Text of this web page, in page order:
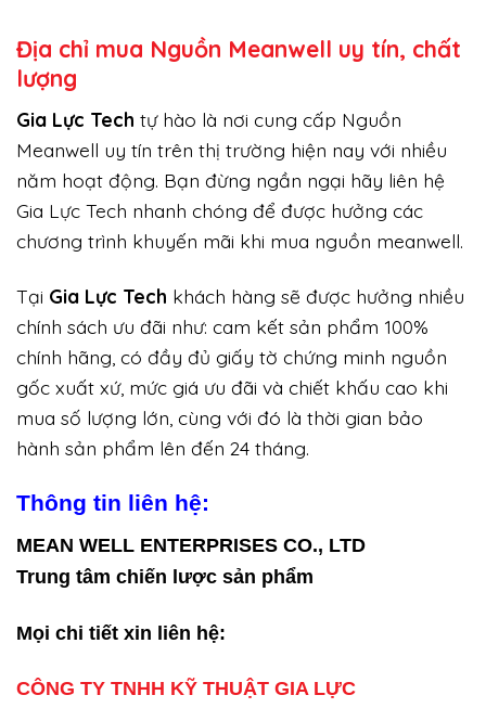
Địa chỉ mua Nguồn Meanwell uy tín, chất
lượng
Gia Lực Tech tự hào là nơi cung cấp Nguồn
Meanwell uy tín trên thị trường hiện nay với nhiều
năm hoạt động. Bạn đừng ngần ngại hãy liên hệ
Gia Lực Tech nhanh chóng để được hưởng các
chương trình khuyến mãi khi mua nguồn meanwell.
Tại Gia Lực Tech khách hàng sẽ được hưởng nhiều
chính sách ưu đãi như: cam kết sản phẩm 100%
chính hãng, có đầy đủ giấy tờ chứng minh nguồn
gốc xuất xứ, mức giá ưu đãi và chiết khấu cao khi
mua số lượng lớn, cùng với đó là thời gian bảo
hành sản phẩm lên đến 24 tháng.
Thông tin liên hệ:
MEAN WELL ENTERPRISES CO., LTD
Trung tâm chiến lược sản phẩm
Mọi chi tiết xin liên hệ:
CÔNG TY TNHH KỸ THUẬT GIA LỰC